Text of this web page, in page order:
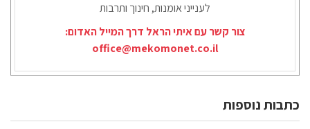
לענייני אומנות, חינוך ותרבות
צור קשר עם איתי הראל דרך המייל האדום:
office@mekomonet.co.il
כתבות נוספות